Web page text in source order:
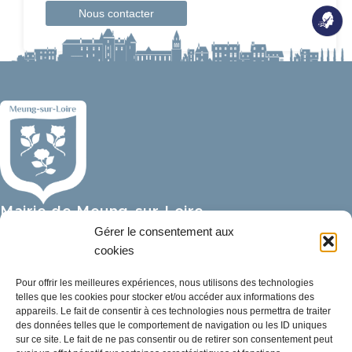
Gérer le consentement aux
cookies
Pour offrir les meilleures expériences, nous utilisons des technologies
telles que les cookies pour stocker et/ou accéder aux informations des
appareils. Le fait de consentir à ces technologies nous permettra de traiter
des données telles que le comportement de navigation ou les ID uniques
sur ce site. Le fait de ne pas consentir ou de retirer son consentement peut
Nous contacter
Mairie de Meung-sur-Loire
Mairie,
32 rue du Général de Gaulle,
02 38 46 94 94
mairie@meung-sur-loire.com